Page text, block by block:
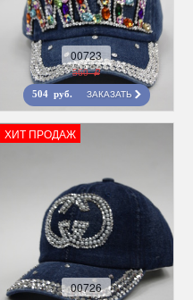
00723
560 r
504 руб. ЗАКАЗАТЬ
ХИТ ПРОДАЖ
00726